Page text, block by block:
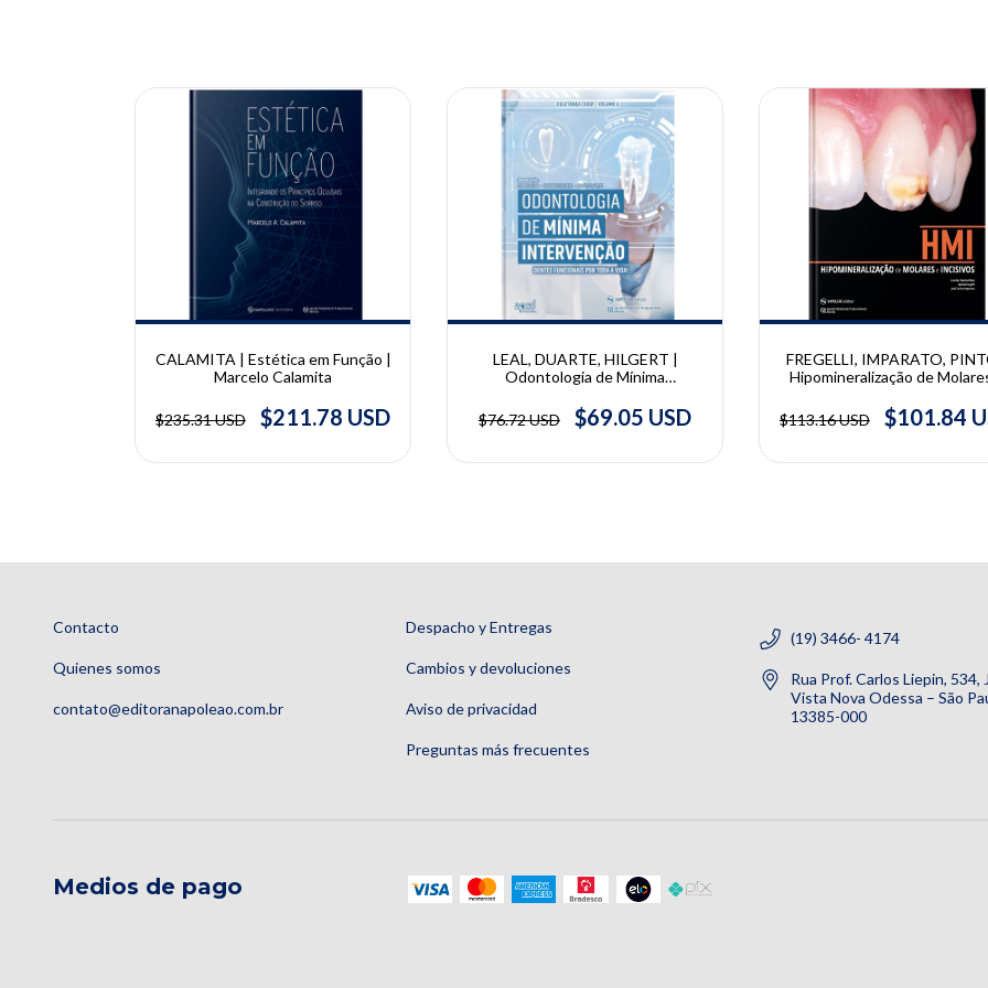
CALAMITA | Estética em Função |
Marcelo Calamita
$235.31 USD $211.78 USD
LEAL, DUARTE, HILGERT |
Odontologia de Mínima
Leandro Hilgert, Soraya Leal
$76.72 USD $69.05 USD
FREGELLI, IMPARATO,
Hipomineralização de
Pettorossi Imparato,
Santos Pinto
$113.16 USD $101.84
Contacto
Quienes somos
contato@editoranapoleao.com.br
Despacho y Entregas
Cambios y devoluciones
Aviso de privacidad
Preguntas más frecuentes
(19) 3466- 4174
Rua Prof. Carlos Liepin, 534,
Vista Nova Odessa – São
13385-000
Medios de pago